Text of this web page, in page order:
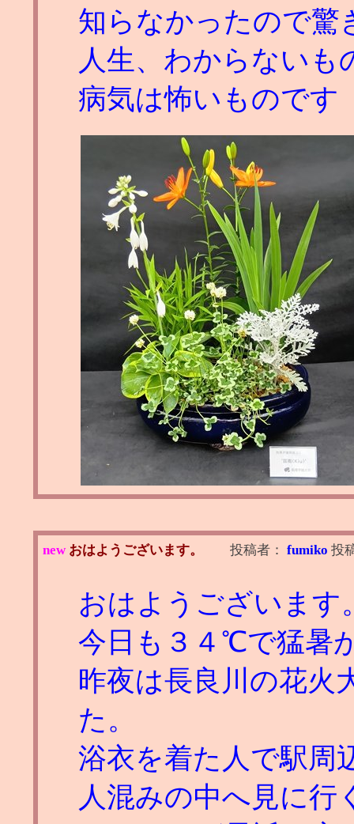
知らなかったので驚
人生、わからないも
病気は怖いものです
new おはようございます。 投稿者： fumiko 投
おはようございます
今日も３４℃で猛暑
昨夜は長良川の花火
た。
浴衣を着た人で駅周
人混みの中へ見に行